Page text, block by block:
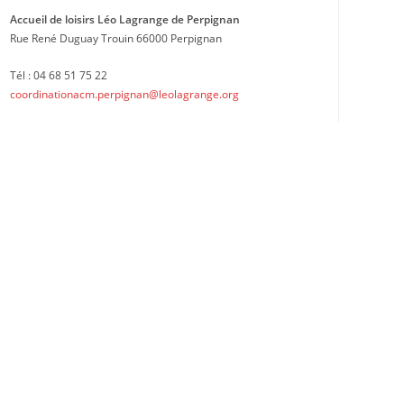
Accueil de loisirs Léo Lagrange de Perpignan
Rue René Duguay Trouin 66000 Perpignan
Tél : 04 68 51 75 22
coordinationacm.perpignan@leolagrange.org